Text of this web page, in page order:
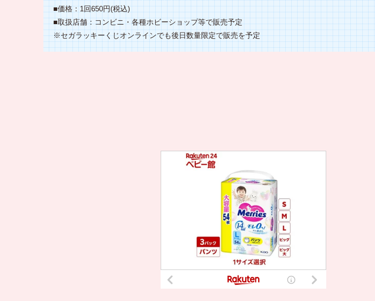
■価格：1回650円(税込)
■取扱店舗：コンビニ・各種ホビーショップ等で販売予定
※セガラッキーくじオンラインでも後日数量限定で販売を予定